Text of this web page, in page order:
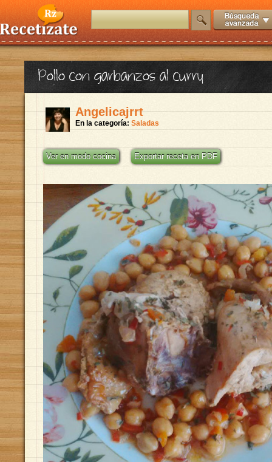
Pollo con garbanzos al curry
Angelicajrrt
En la categoría: Saladas
Ver en modo cocina Exportar receta en PDF